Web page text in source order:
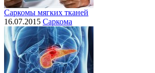
Саркомы мягких тканей
16.07.2015 Саркома